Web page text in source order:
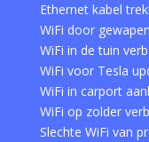
Ethernet kabel
WiFi door
WiFi in de tuin
WiFi voor Tesla
WiFi in carport
WiFi op zolder
Slechte WiFi van